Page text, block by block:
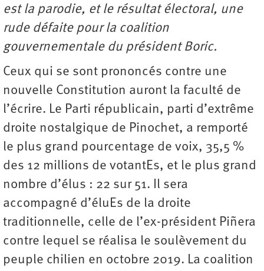
est la parodie, et le résultat électoral, une
rude défaite pour la coalition
gouvernementale du président Boric.
Ceux qui se sont prononcés contre une
nouvelle Constitution auront la faculté de
l’écrire. Le Parti républicain, parti d’extrême
droite nostalgique de Pinochet, a remporté
le plus grand pourcentage de voix, 35,5 %
des 12 millions de votantEs, et le plus grand
nombre d’élus : 22 sur 51. Il sera
accompagné d’éluEs de la droite
traditionnelle, celle de l’ex-président Piñera
contre lequel se réalisa le soulèvement du
peuple chilien en octobre 2019. La coalition